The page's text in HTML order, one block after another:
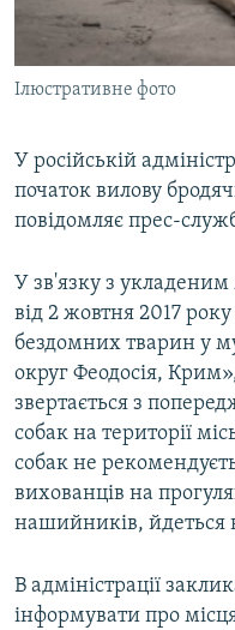
ВІДЕОУРОКИ «ELIFBE»
СВІДЧЕННЯ ОКУПАЦІЇ
УКРАЇНСЬКА ПРОБЛЕМА
Русский
Qırımtatar
Ілюстративне фото
У російській
початок вилову
повідомляє прес-
У зв'язку з
від 2 жовтня 2017
бездомних тварин у
округ Феодосія,
звертається з
собак на території
собак не
вихованців на
нашийників, йдеться
В адміністрації
інформувати про